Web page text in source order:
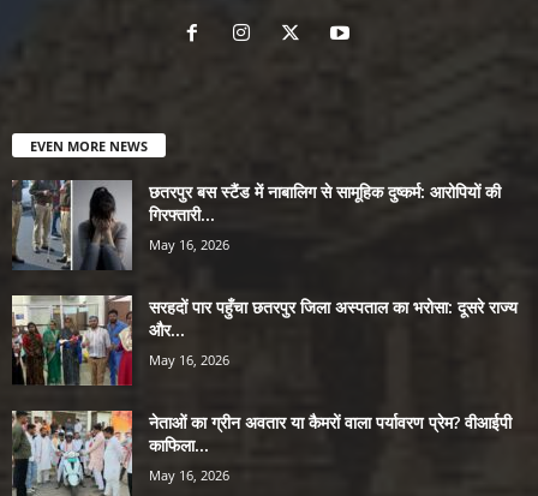
EVEN MORE NEWS
छतरपुर बस स्टैंड में नाबालिग से सामूहिक दुष्कर्म: आरोपियों की
गिरफ्तारी...
May 16, 2026
सरहदों पार पहुँचा छतरपुर जिला अस्पताल का भरोसा: दूसरे राज्य
और...
May 16, 2026
नेताओं का ग्रीन अवतार या कैमरों वाला पर्यावरण प्रेम? वीआईपी
काफिला...
May 16, 2026